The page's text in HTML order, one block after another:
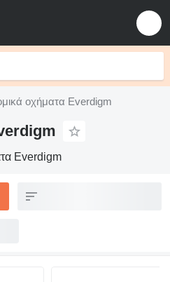
οχήματα Everdigm
Everdigm